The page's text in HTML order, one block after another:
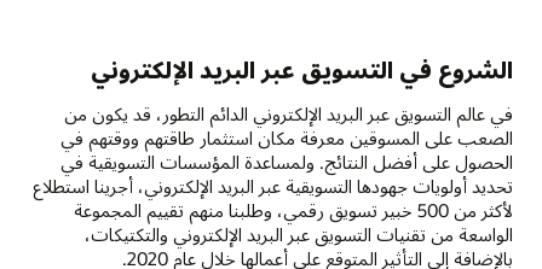
الشروع في التسويق عبر البريد الإلكتروني
في عالم التسويق عبر البريد الإلكتروني الدائم التطور، قد يكون من
الصعب على المسوقين معرفة مكان استثمار طاقتهم ووقتهم في
الحصول على أفضل النتائج. ولمساعدة المؤسسات التسويقية في
تحديد أولويات جهودها التسويقية عبر البريد الإلكتروني، أجرينا استطلاع
لأكثر من 500 خبير تسويق رقمي، وطلبنا منهم تقييم المجموعة
الواسعة من تقنيات التسويق عبر البريد الإلكتروني والتكتيكات،
بالإضافة إلى التأثير المتوقع على أعمالها خلال عام 2020.